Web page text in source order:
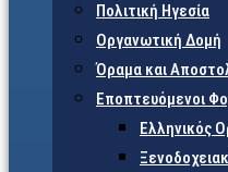
Πολιτική Ηγεσία
Οργανωτική Δομή
Όραμα και
Εποπτευόμενοι
Eλληνικός